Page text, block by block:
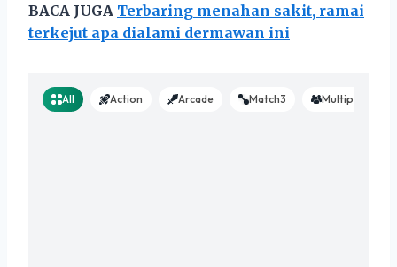
BACA JUGA Terbaring menahan sakit, ramai
terkejut apa dialami dermawan ini